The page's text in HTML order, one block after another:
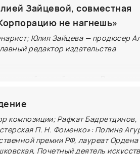
— тогда тоже все любили
и Анастасия Першкина
которые способствовали
как литература и медиа
Зайцевой, совместная
не нагнешь»
Юлия Зайцева — продюсер
редактор издательства
за творчеством Алексея
Зайцева расскажет о
композиции; Рафкат Бадретдинов,
П. Н. Фоменко»: Полина
премии РФ, лауреат Ордена
Почетный деятель